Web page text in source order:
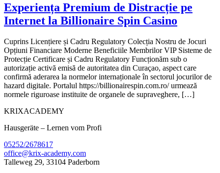
Experiența Premium de Distracție pe
Internet la Billionaire Spin Casino
Cuprins Licențiere și Cadru Regulatory Colecția Nostru de Jocuri
Opțiuni Financiare Moderne Beneficiile Membrilor VIP Sisteme de
Protecție Certificare și Cadru Regulatory Funcționăm sub o
autorizație activă emisă de autoritatea din Curaçao, aspect care
confirmă aderarea la normelor internaționale în sectorul jocurilor de
hazard digitale. Portalul https://billionairespin.com.ro/ urmează
normele riguroase instituite de organele de supraveghere, […]
KRIXACADEMY
Hausgeräte – Lernen vom Profi
05252/2678617
office@krix-academy.com
Talleweg 29, 33104 Paderborn